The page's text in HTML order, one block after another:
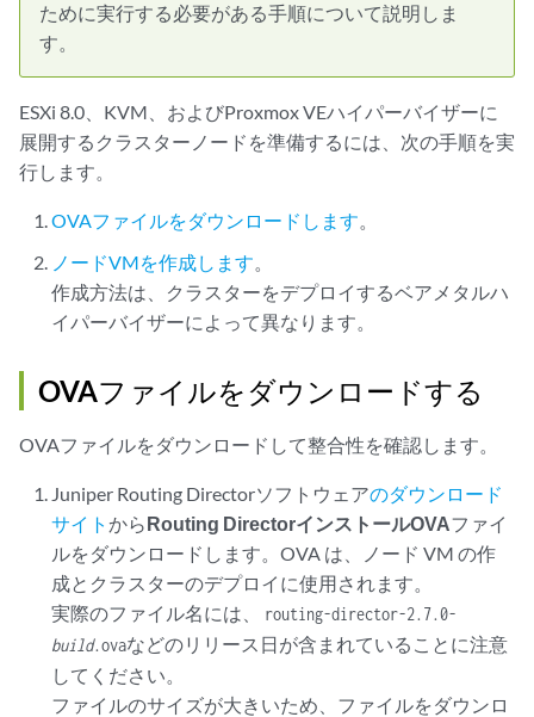
ために実行する必要がある手順について説明しま
す。
ESXi 8.0、KVM、およびProxmox VEハイパーバイザーに
展開するクラスターノードを準備するには、次の手順を実
行します。
OVAファイルをダウンロードします。
ノードVMを作成します。
作成方法は、クラスターをデプロイするベアメタルハ
イパーバイザーによって異なります。
OVAファイルをダウンロードする
OVAファイルをダウンロードして整合性を確認します。
Juniper Routing Directorソフトウェアのダウンロード
サイトからRouting DirectorインストールOVAファイ
ルをダウンロードします。OVA は、ノード VM の作
成とクラスターのデプロイに使用されます。
実際のファイル名には、 routing-director-2.7.0-
build.ovaなどのリリース日が含まれていることに注意
してください。
ファイルのサイズが大きいため、ファイルをダウンロ